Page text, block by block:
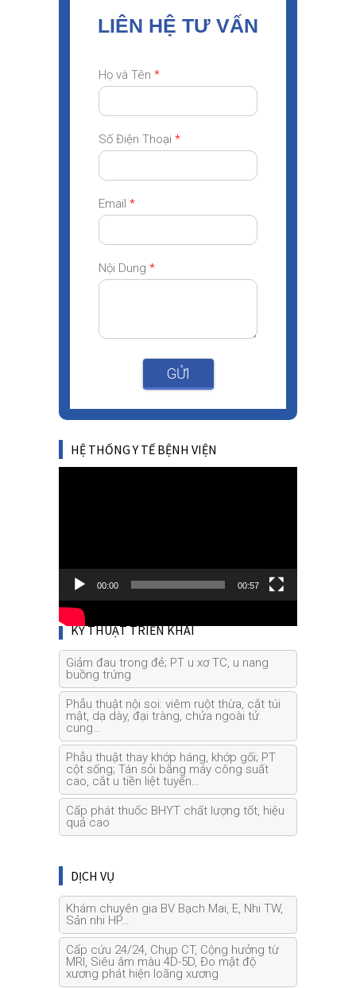
LIÊN HỆ TƯ VẤN
Họ và Tên *
Số Điện Thoại *
Email *
Nội Dung *
GỬI
HỆ THỐNG Y TẾ BỆNH VIỆN
Video
00:00 00:57
KỸ THUẬT TRIỂN KHAI
Giảm đau trong đẻ; PT u xơ TC, u nang
buồng trứng
Phẫu thuật nội soi: viêm ruột thừa, cắt túi
mật, dạ dày, đại tràng, chửa ngoài tử
cung…
Phẫu thuật thay khớp háng, khớp gối; PT
cột sống; Tán sỏi bằng máy công suất
cao, cắt u tiền liệt tuyến…
Cấp phát thuốc BHYT chất lượng tốt, hiệu
quả cao
DỊCH VỤ
Khám chuyên gia BV Bạch Mai, E, Nhi TW,
Sản nhi HP…
Cấp cứu 24/24, Chụp CT, Cộng hưởng từ
MRI, Siêu âm màu 4D-5D, Đo mật độ
xương phát hiện loãng xương